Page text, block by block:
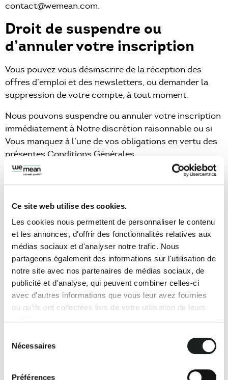
Ce site web utilise des cookies.
Les cookies nous permettent de personnaliser le contenu
et les annonces, d'offrir des fonctionnalités relatives aux
médias sociaux et d'analyser notre trafic. Nous
partageons également des informations sur l'utilisation de
notre site avec nos partenaires de médias sociaux, de
publicité et d'analyse, qui peuvent combiner celles-ci
avec d'autres informations que vous leur avez fournies
ou qu'ils ont collectées lors de votre utilisation de leurs
Nécessaires
Préférences
contact@wemean.com.
Droit de suspendre ou
d’annuler votre inscription
Vous pouvez vous désinscrire de la réception des
offres d’emploi et des newsletters, ou demander la
suppression de votre compte, à tout moment.
Nous pouvons suspendre ou annuler votre inscription
immédiatement à Notre discrétion raisonnable ou si
Vous manquez à l’une de vos obligations en vertu des
présentes Conditions Générales.
Vous pouvez annuler votre inscription à tout moment
en vous connectant au Site Internet via le lien « se
La suspension ou l’annulation de votre inscription et
de votre droit d’utiliser le Site Internet n’affectera ni
les droits ni les responsabilités statutaires des deux
parties.
Avertissements
En soumettant des informations via le Site Internet,
que Vous fournissez, Nous ne sommes pas tenus de
vous fournir un produit ou des services particuliers.
Aucun des éléments d’information contenus sur le